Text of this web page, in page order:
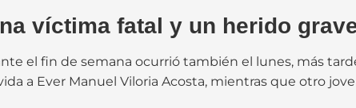
víctima fatal y un herido
el fin de semana ocurrió también el lunes, más
a Ever Manuel Viloria Acosta, mientras que otro